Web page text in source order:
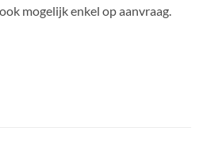
mogelijk enkel op aanvraag.